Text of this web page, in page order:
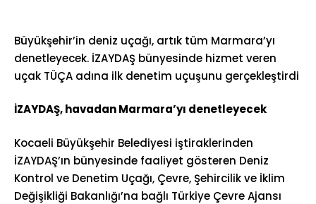
Büyükşehir’in deniz uçağı, artık tüm Marmara’yı
denetleyecek. İZAYDAŞ bünyesinde hizmet veren
uçak TÜÇA adına ilk denetim uçuşunu gerçekleştirdi
İZAYDAŞ, havadan Marmara’yı denetleyecek
Kocaeli Büyükşehir Belediyesi iştiraklerinden
İZAYDAŞ’ın bünyesinde faaliyet gösteren Deniz
Kontrol ve Denetim Uçağı, Çevre, Şehircilik ve İklim
Değişikliği Bakanlığı’na bağlı Türkiye Çevre Ajansı